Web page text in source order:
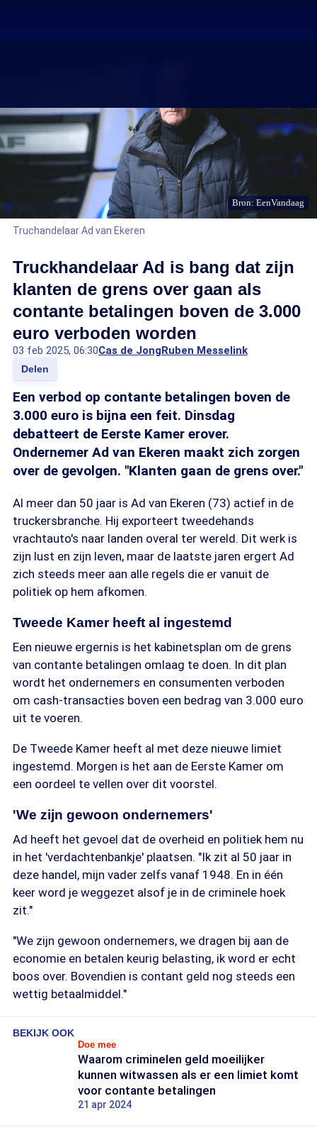
Bron: EenVandaag
Truchandelaar Ad van Ekeren
Truckhandelaar Ad is bang dat zijn
klanten de grens over gaan als
contante betalingen boven de 3.000
euro verboden worden
03 feb 2025, 06:30Cas de JongRuben Messelink
Delen
Een verbod op contante betalingen boven de
3.000 euro is bijna een feit. Dinsdag
debatteert de Eerste Kamer erover.
Ondernemer Ad van Ekeren maakt zich zorgen
over de gevolgen. "Klanten gaan de grens over."
Al meer dan 50 jaar is Ad van Ekeren (73) actief in de
truckersbranche. Hij exporteert tweedehands
vrachtauto's naar landen overal ter wereld. Dit werk is
zijn lust en zijn leven, maar de laatste jaren ergert Ad
zich steeds meer aan alle regels die er vanuit de
politiek op hem afkomen.
Tweede Kamer heeft al ingestemd
Een nieuwe ergernis is het kabinetsplan om de grens
van contante betalingen omlaag te doen. In dit plan
wordt het ondernemers en consumenten verboden
om cash-transacties boven een bedrag van 3.000 euro
uit te voeren.
De Tweede Kamer heeft al met deze nieuwe limiet
ingestemd. Morgen is het aan de Eerste Kamer om
een oordeel te vellen over dit voorstel.
'We zijn gewoon ondernemers'
Ad heeft het gevoel dat de overheid en politiek hem nu
in het 'verdachtenbankje' plaatsen. "Ik zit al 50 jaar in
deze handel, mijn vader zelfs vanaf 1948. En in één
keer word je weggezet alsof je in de criminele hoek
zit."
"We zijn gewoon ondernemers, we dragen bij aan de
economie en betalen keurig belasting, ik word er echt
boos over. Bovendien is contant geld nog steeds een
wettig betaalmiddel."
BEKIJK OOK
Doe mee
Waarom criminelen geld moeilijker
kunnen witwassen als er een limiet komt
voor contante betalingen
21 apr 2024